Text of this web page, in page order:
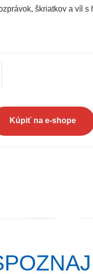
škriatkov a víl
Kúpiť na e-shope